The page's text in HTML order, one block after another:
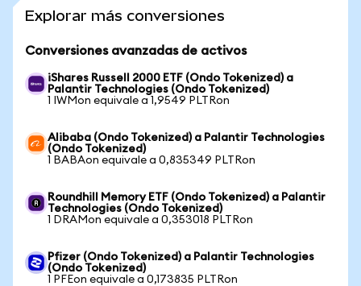
Explorar más conversiones
Conversiones avanzadas de activos
iShares Russell 2000 ETF (Ondo Tokenized) a
Palantir Technologies (Ondo Tokenized)
1 IWMon equivale a 1,9549 PLTRon
Alibaba (Ondo Tokenized) a Palantir Technologies
(Ondo Tokenized)
1 BABAon equivale a 0,835349 PLTRon
Roundhill Memory ETF (Ondo Tokenized) a Palantir
Technologies (Ondo Tokenized)
1 DRAMon equivale a 0,353018 PLTRon
Pfizer (Ondo Tokenized) a Palantir Technologies
(Ondo Tokenized)
1 PFEon equivale a 0,173835 PLTRon